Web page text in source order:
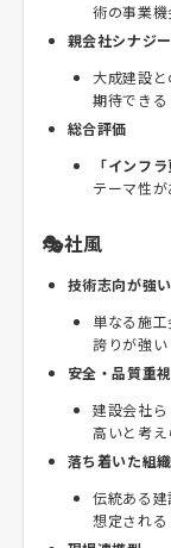
術の事業機
親会社シナジー
大成建設
期待できる
総合評価
「インフ
テーマ性
🎭社風
技術志向が強い
単なる施
誇りが強い
安全・品質重視
建設会社
高いと考え
落ち着いた組
伝統ある
想定される